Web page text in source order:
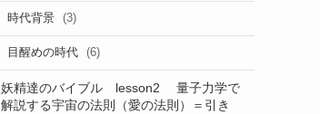
時代背景 (3)
目醒めの時代 (6)
妖精達のバイブル lesson2 量子力学で
解説する宇宙の法則（愛の法則）＝引き